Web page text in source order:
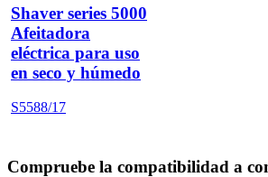
Shaver series 5000
Afeitadora
eléctrica para uso
en seco y húmedo
S5588/17
Compruebe la compatibilidad a